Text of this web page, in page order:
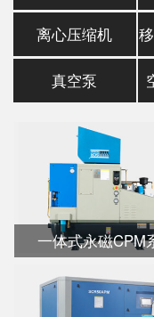
离心压缩机
真空泵
一体式永磁CPM